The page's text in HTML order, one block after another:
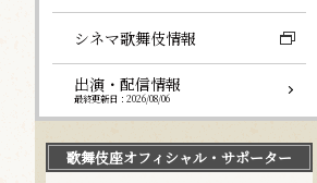
シネマ歌舞伎情報
出演・配信情報
最終更新日：2026/08/06
歌舞伎座オフィシャル・サポーター